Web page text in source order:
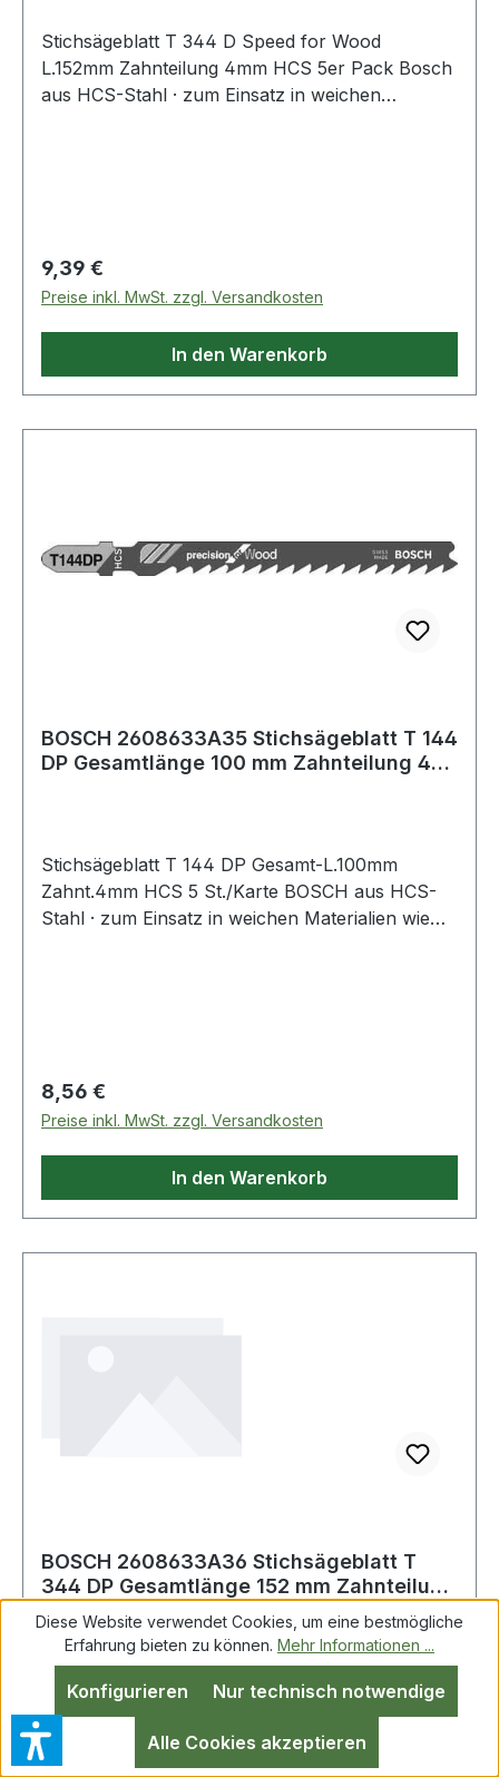
Stichsägeblatt T 344 D Speed for Wood
L.152mm Zahnteilung 4mm HCS 5er Pack Bosch
aus HCS-Stahl · zum Einsatz in weichen
Regulärer Preis:
9,39 €
Preise inkl. MwSt. zzgl. Versandkosten
In den Warenkorb
BOSCH 2608633A35 Stichsägeblatt T 144
DP Gesamtlänge 100 mm Zahnteilung 4
Stichsägeblatt T 144 DP Gesamt-L.100mm
Zahnt.4mm HCS 5 St./Karte BOSCH aus HCS-
Stahl · zum Einsatz in weichen Materialien wie
Regulärer Preis:
8,56 €
Preise inkl. MwSt. zzgl. Versandkosten
In den Warenkorb
BOSCH 2608633A36 Stichsägeblatt T
344 DP Gesamtlänge 152 mm Zahnteilung
4 mm HCS
Stichsägeblatt T 344 DP Precision for Wood
L.152mm Zahnteilung 4mm HCS 5er Pack aus
HCS-Stahl · zum Einsatz in weichen Materialien
wie Holz, Holzfaserplatten, Kunststoffe etc. ·
Diese Website verwendet Cookies, um eine bestmögliche
Erfahrung bieten zu können. Mehr Informationen ...
Nur technisch notwendige
Konfigurieren
Alle Cookies akzeptieren